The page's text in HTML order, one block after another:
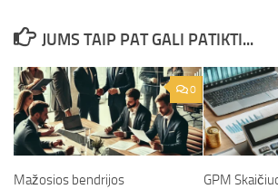
JUMS TAIP PAT GALI PATIKTI...
0
Mažosios bendrijos
GPM